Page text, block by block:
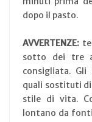
dopo il pasto.
AVVERTENZE:
sotto dei tre
consigliata.
quali sostituti di
stile di vita.
lontano da